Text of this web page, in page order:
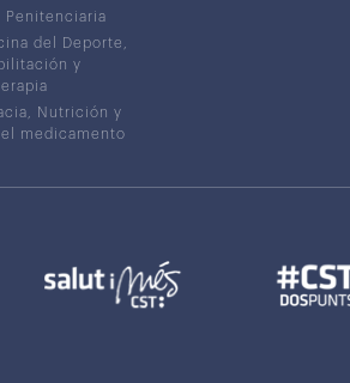
Penitenciaria
del Deporte,
y
Nutrición y
medicamento